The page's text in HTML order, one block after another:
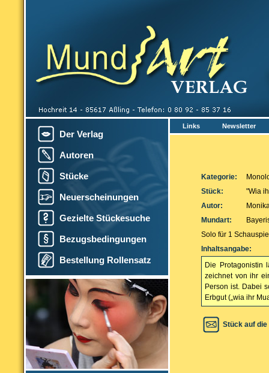
Der Verlag
Autoren
Stücke
Neuerscheinungen
Gezielte Stückesuche
Bezugsbedingungen
Bestellung Rollensatz
Links Newsletter
Kategorie:
Stück:
"Wia
Autor:
Mundart:
Solo für 1
Inhaltsangabe:
Die Protagonistin
zeichnet von ihr
Person ist. Dabei
Erbgut („wia ihr
Stück auf